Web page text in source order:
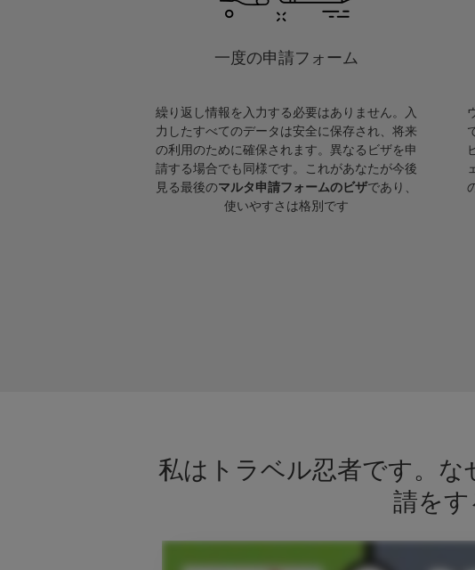
一度の申請フォーム
繰り返し情報を入力する必要はありません。入
力したすべてのデータは安全に保存され、将来
の利用のために確保されます。異なるビザを申
請する場合でも同様です。これがあなたが今後
見る最後のマルタ申請フォームのビザであり、
使いやすさは格別です
私はトラベル忍者です。
請を